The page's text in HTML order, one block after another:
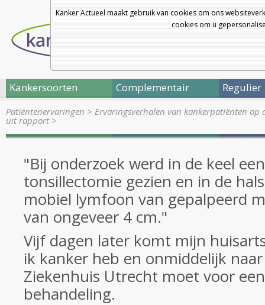
Kanker Actueel maakt gebruik van cookies om ons
cookies om u
Kankersoorten Complementair Regulier
Patiëntenervaringen > Ervaringsverhalen van kankerpatiënten op
uit rapport>
"Bij onderzoek werd in de keel
tonsillectomie gezien en in de
mobiel lymfoon van gepalpeerd
van ongeveer 4 cm."
Vijf dagen later komt mijn
ik kanker heb en onmiddelijk
Ziekenhuis Utrecht moet voor
behandeling.